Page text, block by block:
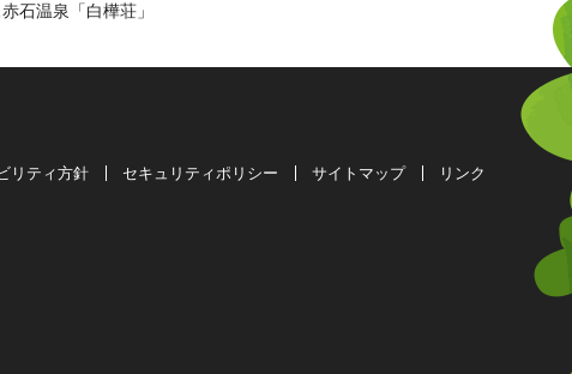
石温泉「白樺荘」
リティ方針 セキュリティポリシー サイトマップ リンク